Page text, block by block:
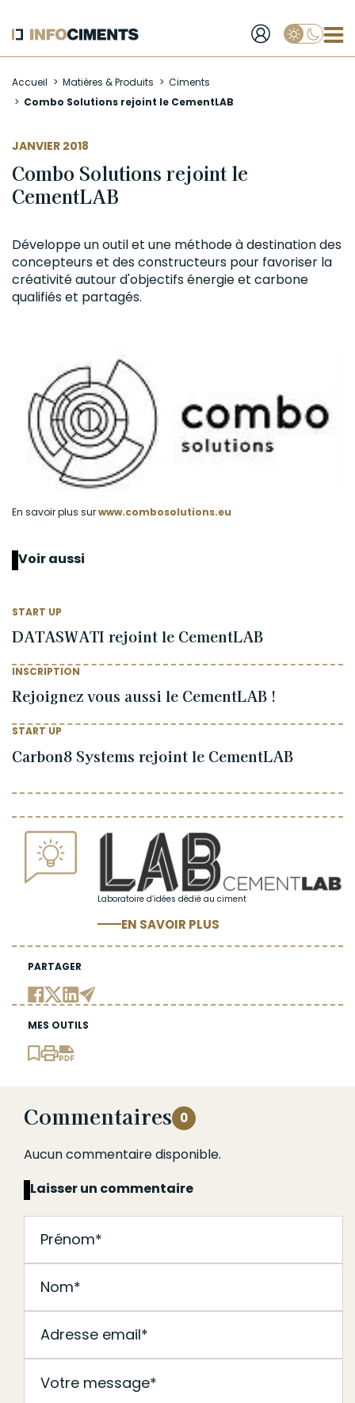
au
contenu
Accueil Matières & Produits
Ciments
Combo Solutions rejoint le CementLAB
Laboratoire d’idées dédié au ciment
EN SAVOIR PLUS
PARTAGER
MES OUTILS
JANVIER 2018
Combo Solutions rejoint le
CementLAB
Développe un outil et une méthode à destination des
concepteurs et des constructeurs pour favoriser la
créativité autour d'objectifs énergie et carbone
qualifiés et partagés.
En savoir plus surwww.combosolutions.eu
Voir aussi
START UP
DATASWATI rejoint le CementLAB
INSCRIPTION
Rejoignez vous aussi le CementLAB !
START UP
Carbon8 Systems rejoint le CementLAB
Commentaires 0
Aucun commentaire disponible.
Laisser un commentaire